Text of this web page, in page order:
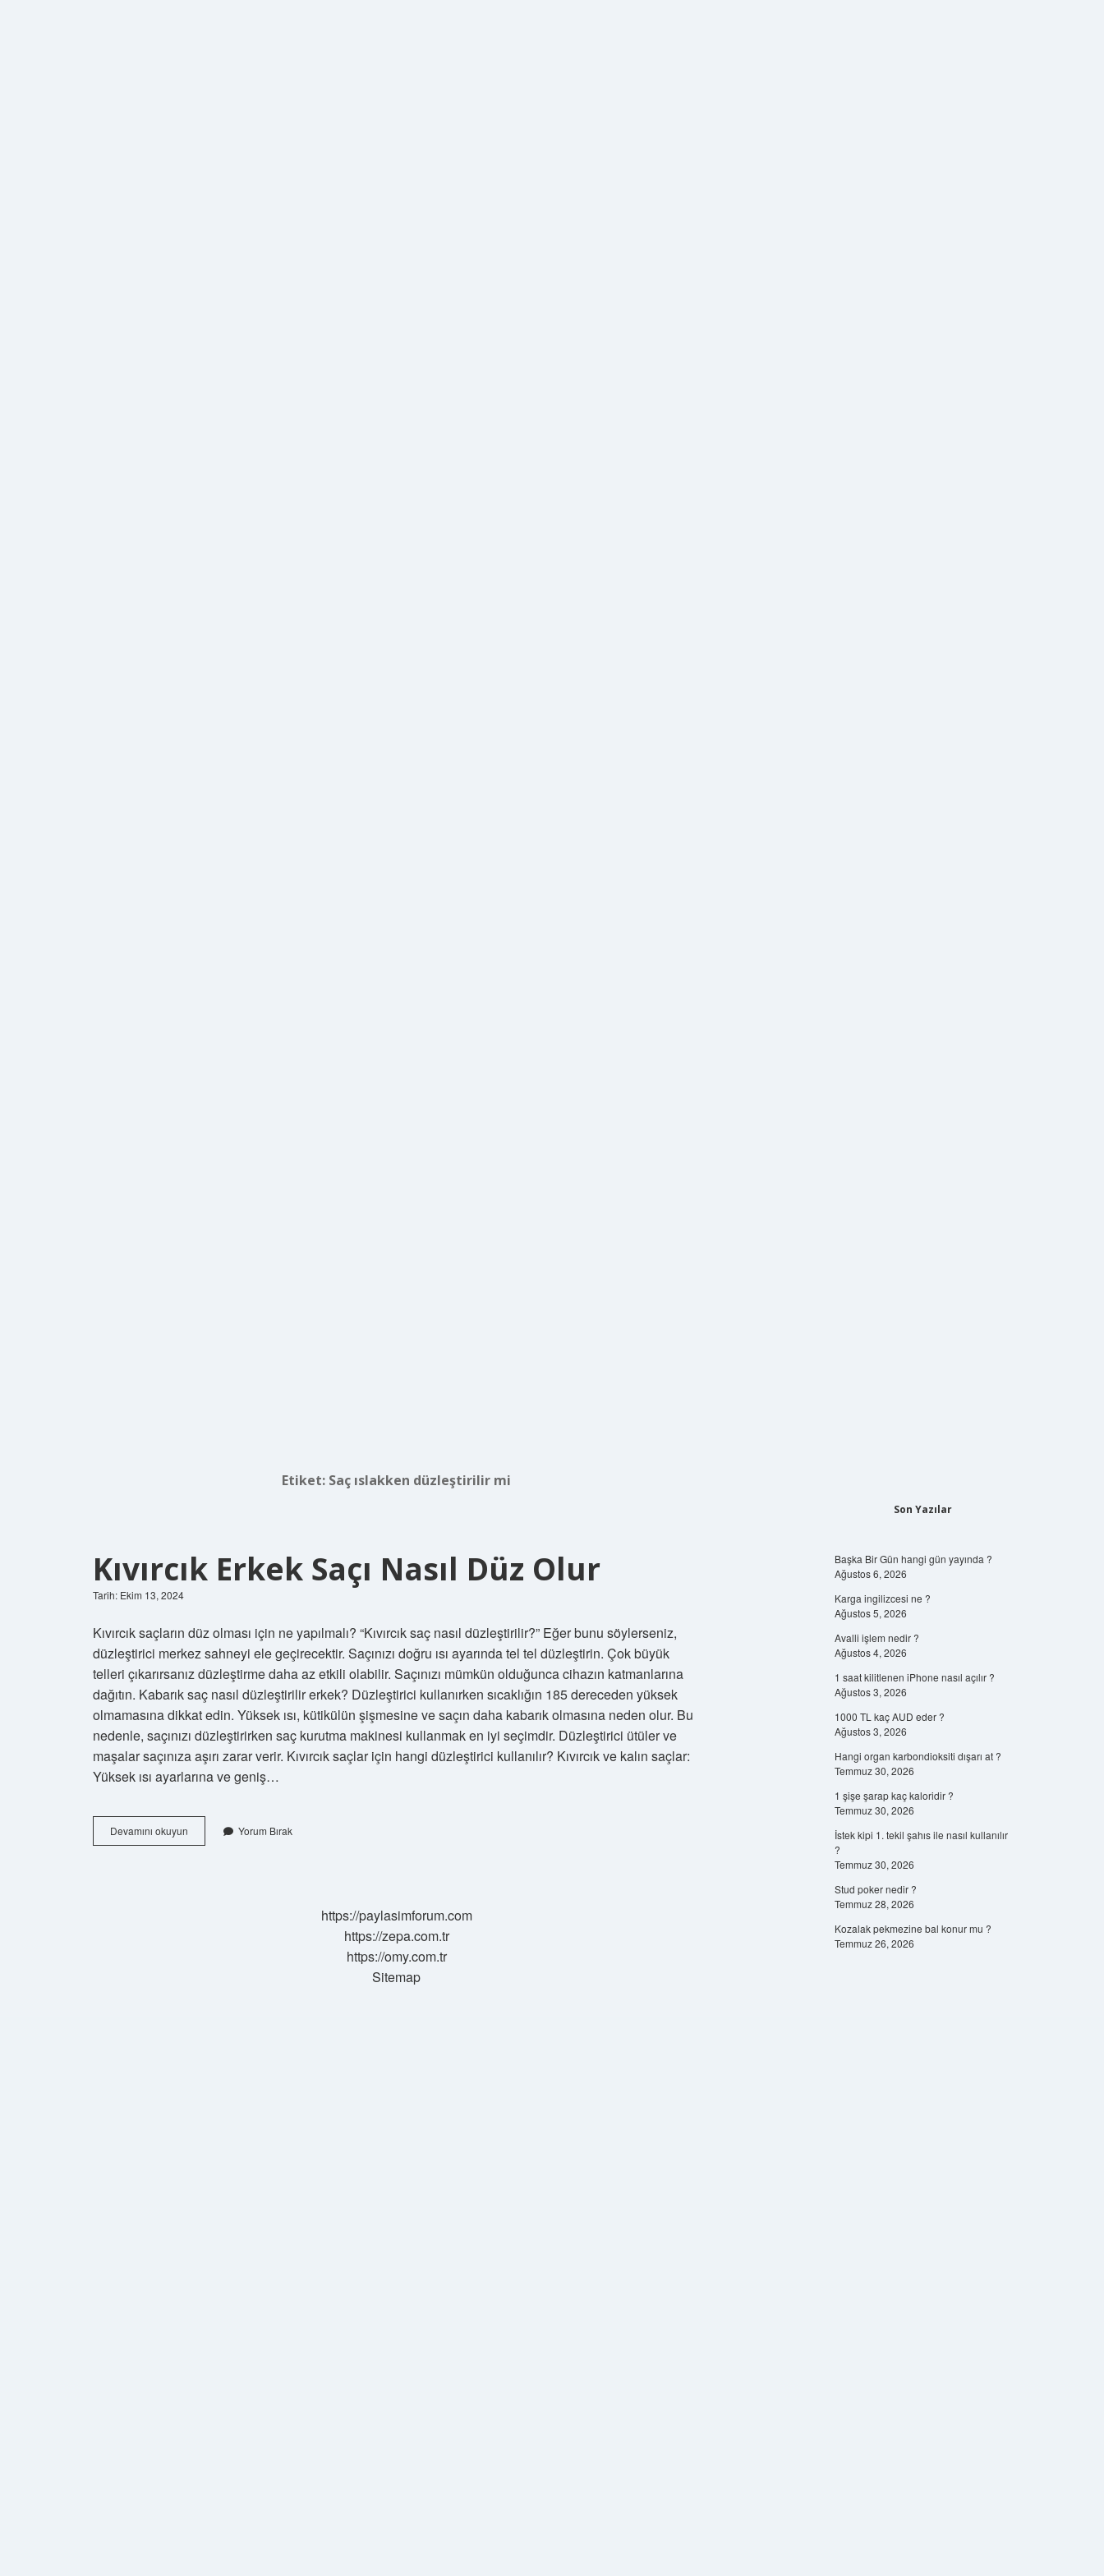
Etiket: Saç ıslakken düzleştirilir mi
Kıvırcık Erkek Saçı Nasıl Düz Olur
Tarih: Ekim 13, 2024
Kıvırcık saçların düz olması için ne yapılmalı? “Kıvırcık saç nasıl düzleştirilir?” Eğer bunu söylerseniz,
düzleştirici merkez sahneyi ele geçirecektir. Saçınızı doğru ısı ayarında tel tel düzleştirin. Çok büyük
telleri çıkarırsanız düzleştirme daha az etkili olabilir. Saçınızı mümkün olduğunca cihazın katmanlarına
dağıtın. Kabarık saç nasıl düzleştirilir erkek? Düzleştirici kullanırken sıcaklığın 185 dereceden yüksek
olmamasına dikkat edin. Yüksek ısı, kütikülün şişmesine ve saçın daha kabarık olmasına neden olur. Bu
nedenle, saçınızı düzleştirirken saç kurutma makinesi kullanmak en iyi seçimdir. Düzleştirici ütüler ve
maşalar saçınıza aşırı zarar verir. Kıvırcık saçlar için hangi düzleştirici kullanılır? Kıvırcık ve kalın saçlar:
Yüksek ısı ayarlarına ve geniş…
Devamını okuyun
Erkek
Yorum Bırak
https://paylasimforum.com
https://zepa.com.tr
https://omy.com.tr
Sitemap
Son Yazılar
Başka Bir Gün hangi gün yayında ?
Ağustos 6, 2026
Karga ingilizcesi ne ?
Ağustos 5, 2026
Avalli işlem nedir ?
Ağustos 4, 2026
1 saat kilitlenen iPhone nasıl açılır ?
Ağustos 3, 2026
1000 TL kaç AUD eder ?
Ağustos 3, 2026
Hangi organ karbondioksiti dışarı at ?
Temmuz 30, 2026
1 şişe şarap kaç kaloridir ?
Temmuz 30, 2026
İstek kipi 1. tekil şahıs ile nasıl kullanılır
?
Temmuz 30, 2026
Stud poker nedir ?
Temmuz 28, 2026
Kozalak pekmezine bal konur mu ?
Temmuz 26, 2026